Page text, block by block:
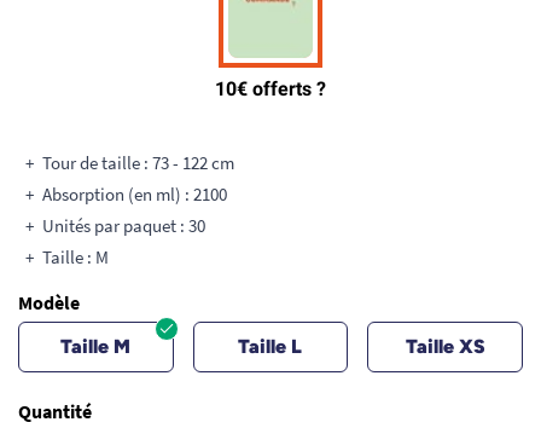
Tour de taille : 73 - 122 cm
Absorption (en ml) : 2100
Unités par paquet : 30
Taille : M
Modèle
Taille M Taille L Taille XS
Quantité